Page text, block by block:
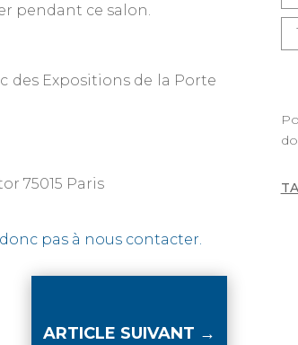
pendant ce salon.
des Expositions de la Porte
75015 Paris
pas à nous contacter.
ARTICLE SUIVANT →